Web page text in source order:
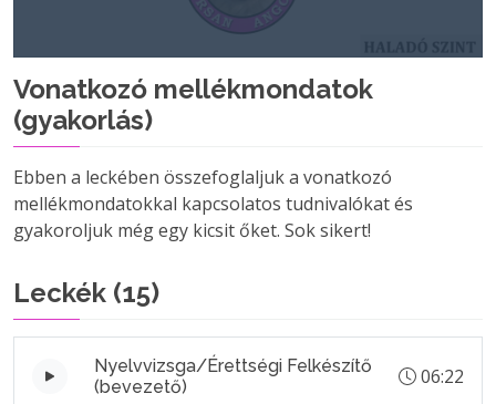
Vonatkozó mellékmondatok
(gyakorlás)
Ebben a leckében összefoglaljuk a vonatkozó
mellékmondatokkal kapcsolatos tudnivalókat és
gyakoroljuk még egy kicsit őket. Sok sikert!
Leckék (15)
Nyelvvizsga/Érettségi Felkészítő
(bevezető)
06:22